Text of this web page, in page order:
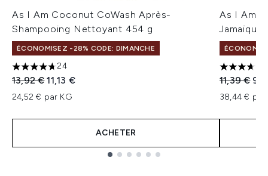
As I Am Coconut CoWash Après-
Shampooing Nettoyant 454 g
ÉCONOMISEZ -28% CODE: DIMANCHE
4.67 étoiles sur un maximum de 5
24
Prix de vente :
13,92 €Prix ​​actuel :
11,13 €
24,52 € par KG
ACHETER
As I Am
Jamaïque
3.67
Prix de
11,39 €
38,44 € par